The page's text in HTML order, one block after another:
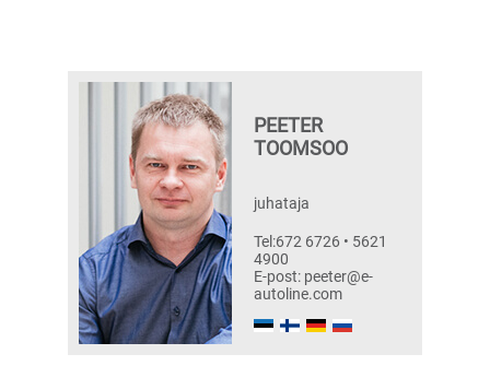
PEETER
TOOMSOO
juhataja
Tel:672 6726 • 5621
4900
E-post: peeter@e-
autoline.com